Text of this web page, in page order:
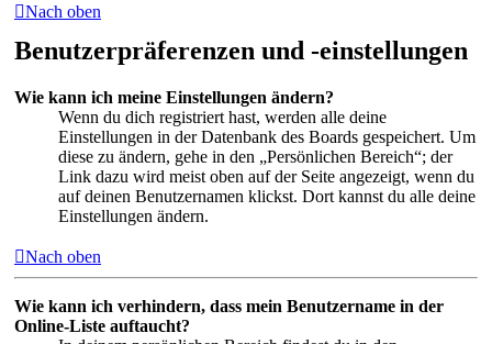
Nach oben
Benutzerpräferenzen und -einstellungen
Wie kann ich meine Einstellungen ändern?
Wenn du dich registriert hast, werden alle deine
Einstellungen in der Datenbank des Boards gespeichert. Um
diese zu ändern, gehe in den „Persönlichen Bereich“; der
Link dazu wird meist oben auf der Seite angezeigt, wenn du
auf deinen Benutzernamen klickst. Dort kannst du alle deine
Einstellungen ändern.
Nach oben
Wie kann ich verhindern, dass mein Benutzername in der
Online-Liste auftaucht?